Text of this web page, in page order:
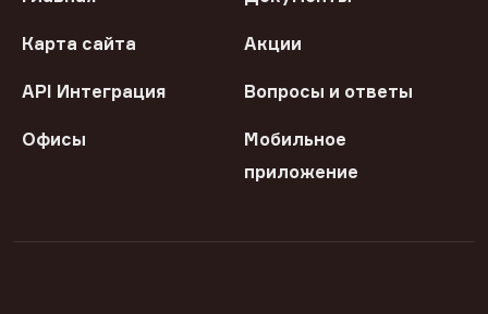
Карта сайта Акции
API Интеграция Вопросы и ответы
Офисы
Мобильное
приложение